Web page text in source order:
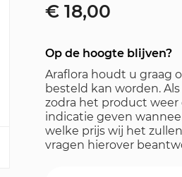
€ 18,00
Op de hoogte blijven?
Araflora houdt u graag
besteld kan worden.
zodra het product weer
indicatie geven
welke prijs wij het
vragen hierover